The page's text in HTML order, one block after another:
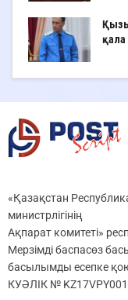
«Қазақстан
министрлігінің
Ақпарат комитеті»
Мерзімді баспасөз
басылымды есепке
КУӘЛІК №